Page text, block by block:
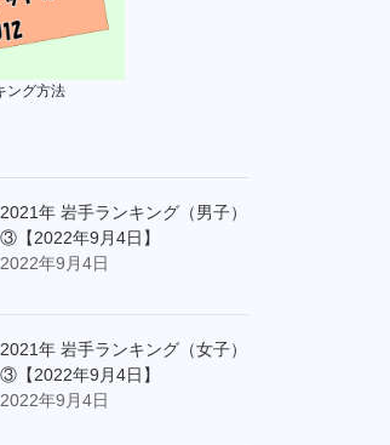
グ方法
2021年 岩手ランキング（男子）
③【2022年9月4日】
2022年9月4日
2021年 岩手ランキング（女子）
③【2022年9月4日】
2022年9月4日